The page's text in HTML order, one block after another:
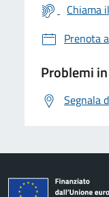
Chiama
Prenota
Problemi
Segnala